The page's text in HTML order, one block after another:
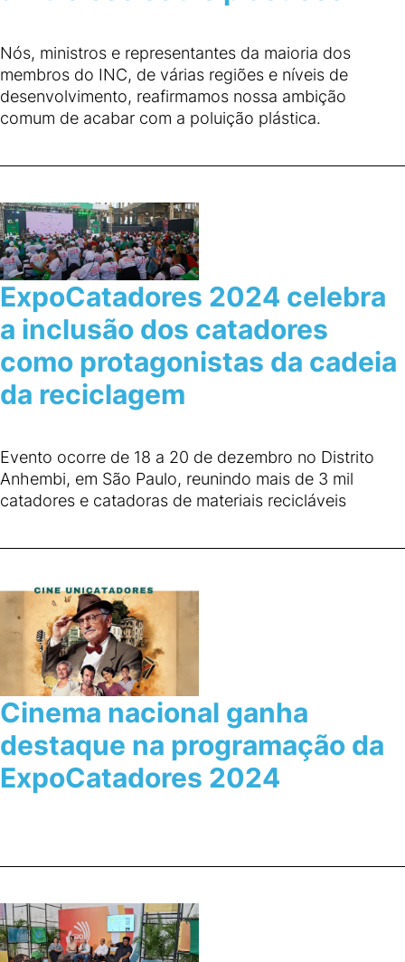
Nós, ministros e representantes da maioria dos
membros do INC, de várias regiões e níveis de
desenvolvimento, reafirmamos nossa ambição
comum de acabar com a poluição plástica.
ExpoCatadores 2024 celebra
a inclusão dos catadores
como protagonistas da cadeia
da reciclagem
Evento ocorre de 18 a 20 de dezembro no Distrito
Anhembi, em São Paulo, reunindo mais de 3 mil
catadores e catadoras de materiais recicláveis
Cinema nacional ganha
destaque na programação da
ExpoCatadores 2024